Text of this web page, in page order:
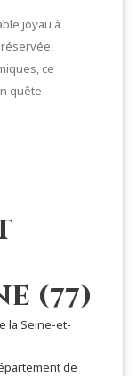
joyau à
ce
quête
(77)
la Seine-et-
de